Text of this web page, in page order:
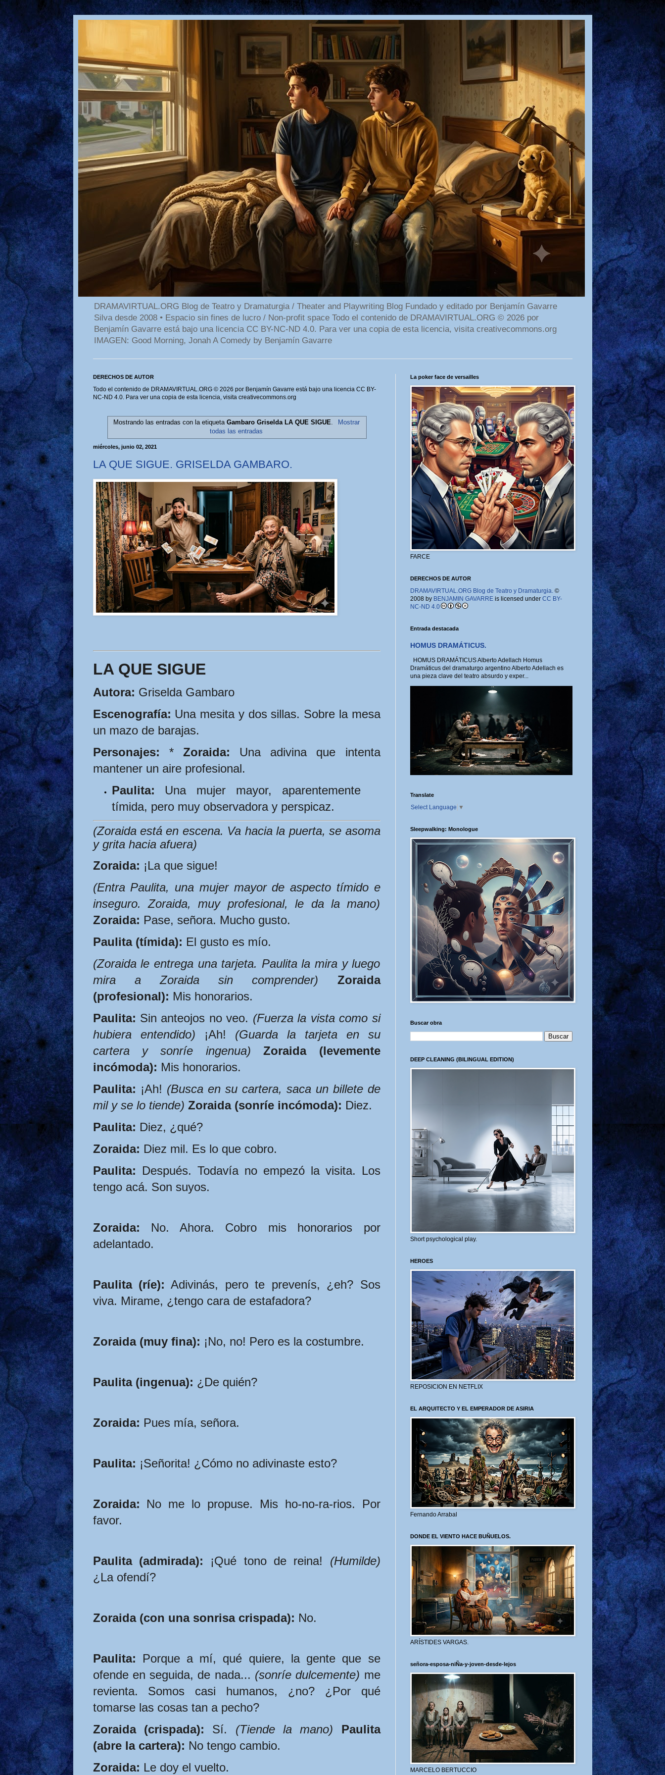
DRAMAVIRTUAL.ORG Blog de Teatro y Dramaturgia / Theater and Playwriting Blog Fundado y editado por Benjamín Gavarre
Silva desde 2008 • Espacio sin fines de lucro / Non-profit space Todo el contenido de DRAMAVIRTUAL.ORG © 2026 por
Benjamín Gavarre está bajo una licencia CC BY-NC-ND 4.0. Para ver una copia de esta licencia, visita creativecommons.org
IMAGEN: Good Morning, Jonah A Comedy by Benjamín Gavarre
DERECHOS DE AUTOR
Todo el contenido de DRAMAVIRTUAL.ORG © 2026 por Benjamín Gavarre está bajo una licencia CC BY-
NC-ND 4.0. Para ver una copia de esta licencia, visita creativecommons.org
Mostrando las entradas con la etiquetaGambaro Griselda LA QUE SIGUE.
Mostrar
todas las entradas
miércoles, junio 02, 2021
LA QUE SIGUE. GRISELDA GAMBARO.
LA QUE SIGUE
Autora: Griselda Gambaro
Escenografía: Una mesita y dos sillas. Sobre la mesa
un mazo de barajas.
Personajes: * Zoraida: Una adivina que intenta
mantener un aire profesional.
Paulita: Una mujer mayor, aparentemente
tímida, pero muy observadora y perspicaz.
(Zoraida está en escena. Va hacia la puerta, se asoma
y grita hacia afuera)
Zoraida: ¡La que sigue!
(Entra Paulita, una mujer mayor de aspecto tímido e
inseguro. Zoraida, muy profesional, le da la mano)
Zoraida: Pase, señora. Mucho gusto.
Paulita (tímida): El gusto es mío.
(Zoraida le entrega una tarjeta. Paulita la mira y luego
mira a Zoraida sin comprender)
Zoraida
(profesional): Mis honorarios.
Paulita: Sin anteojos no veo. (Fuerza la vista como si
hubiera entendido) ¡Ah! (Guarda la tarjeta en su
cartera y sonríe ingenua)
Zoraida (levemente
incómoda): Mis honorarios.
Paulita: ¡Ah! (Busca en su cartera, saca un billete de
mil y se lo tiende) Zoraida (sonríe incómoda): Diez.
Paulita: Diez, ¿qué?
Zoraida: Diez mil. Es lo que cobro.
Paulita: Después. Todavía no empezó la visita. Los
tengo acá. Son suyos.
Zoraida: No. Ahora. Cobro mis honorarios por
adelantado.
Paulita (ríe): Adivinás, pero te prevenís, ¿eh? Sos
viva. Mirame, ¿tengo cara de estafadora?
Zoraida (muy fina): ¡No, no! Pero es la costumbre.
Paulita (ingenua): ¿De quién?
Zoraida: Pues mía, señora.
Paulita: ¡Señorita! ¿Cómo no adivinaste esto?
Zoraida: No me lo propuse. Mis ho-no-ra-rios. Por
favor.
Paulita (admirada): ¡Qué tono de reina! (Humilde)
¿La ofendí?
Zoraida (con una sonrisa crispada): No.
Paulita: Porque a mí, qué quiere, la gente que se
ofende en seguida, de nada... (sonríe dulcemente) me
revienta. Somos casi humanos, ¿no? ¿Por qué
tomarse las cosas tan a pecho?
Zoraida (crispada): Sí. (Tiende la mano)
Paulita
(abre la cartera): No tengo cambio.
Zoraida: Le doy el vuelto.
La poker face de versailles
FARCE
DERECHOS DE AUTOR
DRAMAVIRTUAL.ORG Blog de Teatro y Dramaturgia.©
2008 by BENJAMIN GAVARREis licensed under CC BY-
NC-ND 4.0
Entrada destacada
HOMUS DRAMÁTICUS.
HOMUS DRAMÁTICUS Alberto Adellach Homus
Dramáticus del dramaturgo argentino Alberto Adellach es
una pieza clave del teatro absurdo y exper...
Translate
Select Language ▼
Sleepwalking: Monologue
Buscar obra
DEEP CLEANING (BILINGUAL EDITION)
Short psychological play.
HEROES
REPOSICION EN NETFLIX
EL ARQUITECTO Y EL EMPERADOR DE ASIRIA
Fernando Arrabal
DONDE EL VIENTO HACE BUÑUELOS.
ARÍSTIDES VARGAS.
señora-esposa-niÑa-y-joven-desde-lejos
MARCELO BERTUCCIO